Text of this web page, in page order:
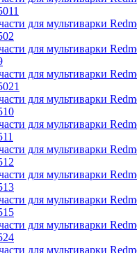
для мультиварки
для мультиварки
для мультиварки
для мультиварки
для мультиварки
для мультиварки
для мультиварки
для мультиварки
для мультиварки
для мультиварки